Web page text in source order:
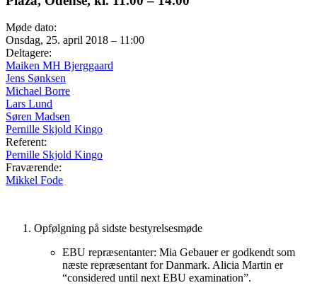
Møde dato:
Onsdag, 25. april 2018 – 11:00
Deltagere:
Maiken MH Bjerggaard
Jens Sønksen
Michael Borre
Lars Lund
Søren Madsen
Pernille Skjold Kingo
Referent:
Pernille Skjold Kingo
Fraværende:
Mikkel Fode
Opfølgning på sidste bestyrelsesmøde
EBU repræsentanter: Mia Gebauer er godkendt som
næste repræsentant for Danmark. Alicia Martin er
“considered until next EBU examination”.